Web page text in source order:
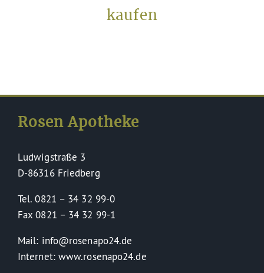
kaufen
Rosen Apotheke
Ludwigstraße 3
D-86316 Friedberg
Tel. 0821 – 34 32 99-0
Fax 0821 – 34 32 99-1
Mail: info@rosenapo24.de
Internet: www.rosenapo24.de